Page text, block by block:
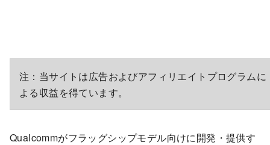
注：当サイトは広告およびアフィリエイトプログラムに
よる収益を得ています。
Qualcommがフラッグシップモデル向けに開発・提供す